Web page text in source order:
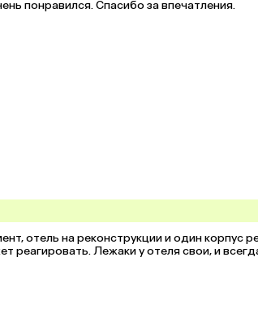
отель на реконструкции и один корпус
реагировать. Лежаки у отеля свои, и